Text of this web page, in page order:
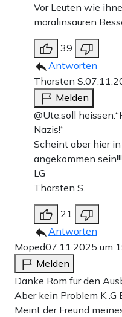
Vor Leuten wie
moralinsauren
39
Antworten
Thorsten S.
Melden
@Ute:soll
Nazis!“
Scheint aber hier
angekommen sein!!!
LG
Thorsten S.
21
Antworten
Moped07.11.2025 um
Melden
Danke Rom für den
Aber kein Problem K .G
Meint der Freund